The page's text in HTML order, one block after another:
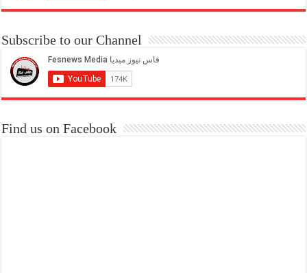
Subscribe to our Channel
Find us on Facebook